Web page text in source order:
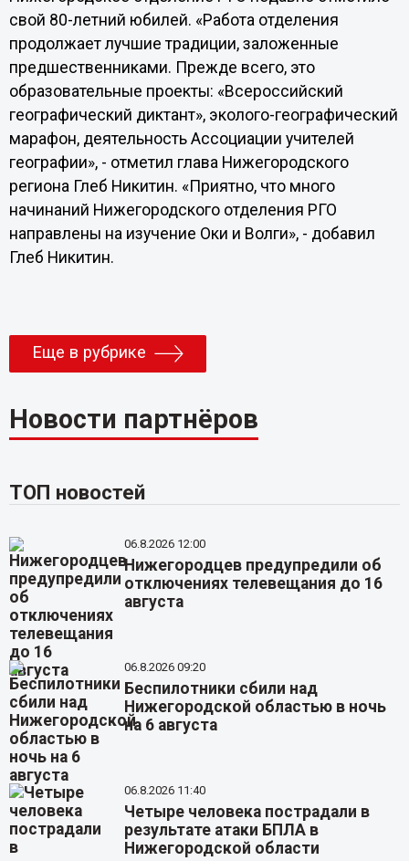
свой 80-летний юбилей. «Работа отделения
продолжает лучшие традиции, заложенные
предшественниками. Прежде всего, это
образовательные проекты: «Всероссийский
географический диктант», эколого-географический
марафон, деятельность Ассоциации учителей
географии», - отметил глава Нижегородского
региона Глеб Никитин. «Приятно, что много
начинаний Нижегородского отделения РГО
направлены на изучение Оки и Волги», - добавил
Глеб Никитин.
Еще в рубрике
Новости партнёров
ТОП новостей
06.8.2026 12:00
Нижегородцев предупредили об
отключениях телевещания до 16
августа
06.8.2026 09:20
Беспилотники сбили над
Нижегородской областью в ночь
на 6 августа
06.8.2026 11:40
Четыре человека пострадали в
результате атаки БПЛА в
Нижегородской области